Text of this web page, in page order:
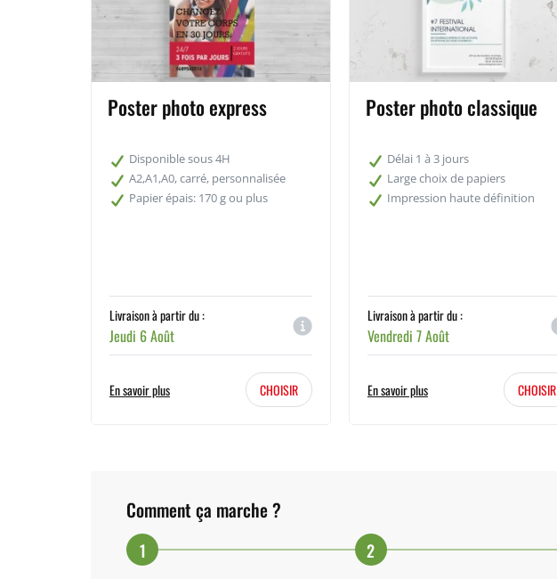
Poster photo express
Disponible sous 4H
A2,A1,A0, carré, personnalisée
Papier épais: 170 g ou plus
Livraison à partir du :
Jeudi 6 Août
En savoir plus CHOISIR
Poster photo classique
Délai 1 à 3 jours
Large choix de papiers
Impression haute définition
Livraison à partir du :
Vendredi 7 Août
En savoir plus CHOISIR
Comment ça marche ?
1 2